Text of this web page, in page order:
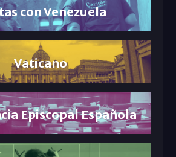
con Venezuela
Vaticano
Episcopal Española